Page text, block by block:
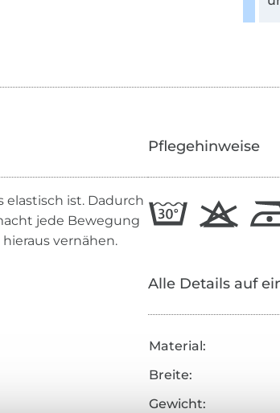
elastisch ist. Dadurch
jede Bewegung
vernähen.
Pflegehinweise
Alle Details auf
Material:
Breite:
Gewicht: